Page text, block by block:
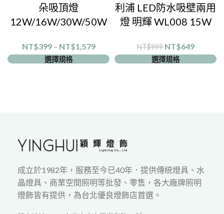
朵吸頂燈
12W/16W/30W/50W
NT$399– NT$1,579
選擇規格
利浦 LED防水吸壁兩用
燈 明輝 WL008 15W
NT$999 NT$649
選擇規格
成立於1982年，服務至今已40年．提供傳統燈具、水
晶燈具、商業空間照明等批發、零售，各大廠牌照明
燈飾皆有提供，為台北優良燈飾店首選。